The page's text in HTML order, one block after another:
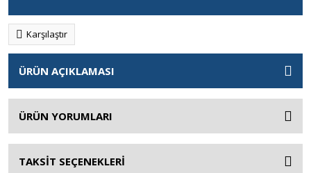
Karşılaştır
ÜRÜN AÇIKLAMASI
ÜRÜN YORUMLARI
TAKSİT SEÇENEKLERİ